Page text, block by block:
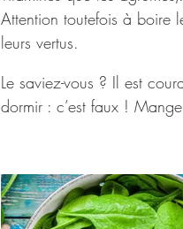
Attention toutefois à boire
leurs vertus.
Le saviez-vous ? Il est
dormir : c’est faux !